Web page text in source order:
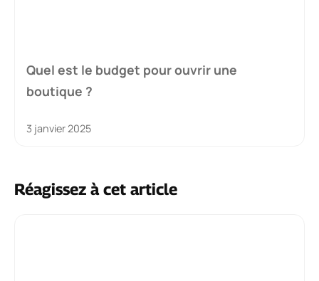
Quel est le budget pour ouvrir une
boutique ?
3 janvier 2025
Réagissez à cet article